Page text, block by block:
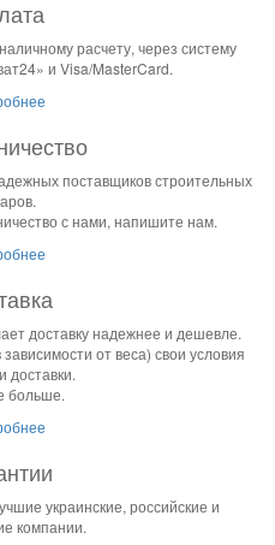
расчету, через систему
и Visa/MasterCard.
поставщиков строительных
с нами, напишите нам.
доставку надежнее и дешевле.
от веса) свои условия
доставки.
больше.
украинские, российские и
компании.